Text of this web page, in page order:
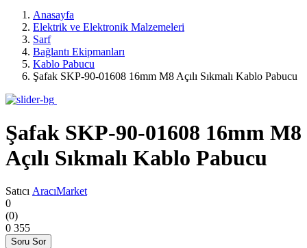
Anasayfa
Elektrik ve Elektronik Malzemeleri
Sarf
Bağlantı Ekipmanları
Kablo Pabucu
Şafak SKP-90-01608 16mm M8 Açılı Sıkmalı Kablo Pabucu
Şafak SKP-90-01608 16mm M8
Açılı Sıkmalı Kablo Pabucu
Satıcı AracıMarket
0
(0)
0 355
Soru Sor